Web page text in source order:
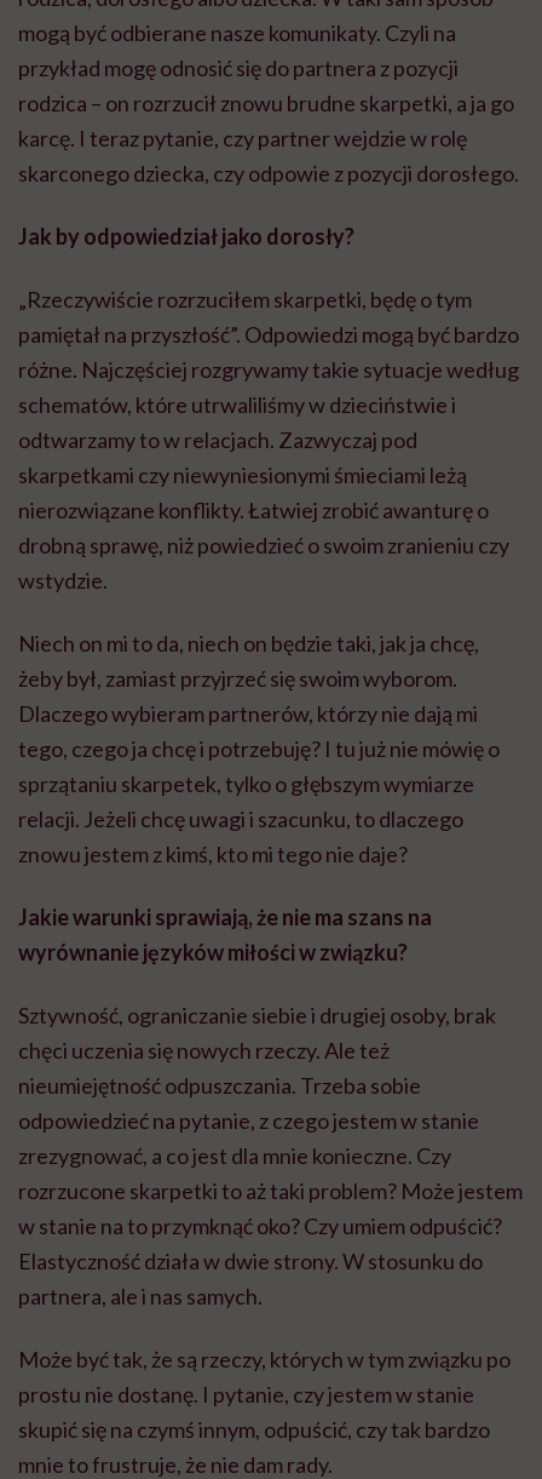
mogą być odbierane nasze komunikaty. Czyli na
przykład mogę odnosić się do partnera z pozycji
rodzica – on rozrzucił znowu brudne skarpetki, a ja go
karcę. I teraz pytanie, czy partner wejdzie w rolę
skarconego dziecka, czy odpowie z pozycji dorosłego.
Jak by odpowiedział jako dorosły?
„Rzeczywiście rozrzuciłem skarpetki, będę o tym
pamiętał na przyszłość”. Odpowiedzi mogą być bardzo
różne. Najczęściej rozgrywamy takie sytuacje według
schematów, które utrwaliliśmy w dzieciństwie i
odtwarzamy to w relacjach. Zazwyczaj pod
skarpetkami czy niewyniesionymi śmieciami leżą
nierozwiązane konflikty. Łatwiej zrobić awanturę o
drobną sprawę, niż powiedzieć o swoim zranieniu czy
wstydzie.
Niech on mi to da, niech on będzie taki, jak ja chcę,
żeby był, zamiast przyjrzeć się swoim wyborom.
Dlaczego wybieram partnerów, którzy nie dają mi
tego, czego ja chcę i potrzebuję? I tu już nie mówię o
sprzątaniu skarpetek, tylko o głębszym wymiarze
relacji. Jeżeli chcę uwagi i szacunku, to dlaczego
znowu jestem z kimś, kto mi tego nie daje?
Jakie warunki sprawiają, że nie ma szans na
wyrównanie języków miłości w związku?
Sztywność, ograniczanie siebie i drugiej osoby, brak
chęci uczenia się nowych rzeczy. Ale też
nieumiejętność odpuszczania. Trzeba sobie
odpowiedzieć na pytanie, z czego jestem w stanie
zrezygnować, a co jest dla mnie konieczne. Czy
rozrzucone skarpetki to aż taki problem? Może jestem
w stanie na to przymknąć oko? Czy umiem odpuścić?
Elastyczność działa w dwie strony. W stosunku do
partnera, ale i nas samych.
Może być tak, że są rzeczy, których w tym związku po
prostu nie dostanę. I pytanie, czy jestem w stanie
skupić się na czymś innym, odpuścić, czy tak bardzo
mnie to frustruje, że nie dam rady.